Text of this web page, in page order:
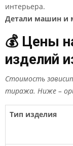
интерьера.
Детали машин и
💰 Цены
изделий
Стоимость
тиража. Ниже –
Тип изделия